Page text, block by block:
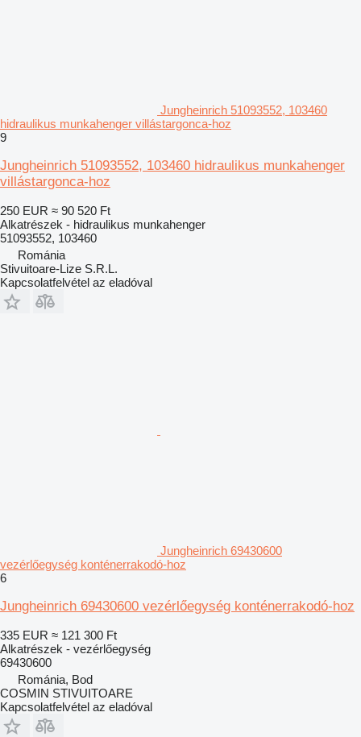
Jungheinrich 51093552, 103460
hidraulikus munkahenger villástargonca-hoz
9
Jungheinrich 51093552, 103460 hidraulikus munkahenger
villástargonca-hoz
250 EUR ≈ 90 520 Ft
Alkatrészek - hidraulikus munkahenger
51093552, 103460
Románia
Stivuitoare-Lize S.R.L.
Kapcsolatfelvétel az eladóval
Jungheinrich 69430600
vezérlőegység konténerrakodó-hoz
6
Jungheinrich 69430600 vezérlőegység konténerrakodó-hoz
335 EUR ≈ 121 300 Ft
Alkatrészek - vezérlőegység
69430600
Románia, Bod
COSMIN STIVUITOARE
Kapcsolatfelvétel az eladóval